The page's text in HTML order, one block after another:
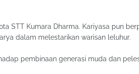
STT Kumara Dharma. Kariyasa pun
dalam melestarikan warisan leluhur.
pembinaan generasi muda dan